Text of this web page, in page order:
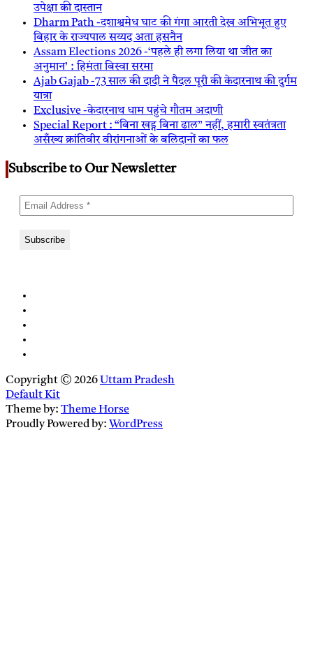
उपेक्षा की दास्तान
Dharm Path -दशाश्वमेध घाट की गंगा आरती देख अभिभूत हुए
बिहार के राज्यपाल सय्यद अता हसनैन
Assam Elections 2026 -‘पहले ही लगा लिया था जीत का
अनुमान’ : हिमंता बिस्वा सरमा
Ajab Gajab -73 साल की दादी ने पैदल पूरी की केदारनाथ की दुर्गम
यात्रा
Exclusive -केदारनाथ धाम पहुंचे गौतम अदाणी
Special Report : “बिना खड्ग बिना ढाल” नहीं, हमारी स्वतंत्रता
असँख्य क्रांतिवीर वीरांगनाओं के बलिदानों का फल
Subscribe to Our Newsletter
Copyright © 2026 Uttam Pradesh
Default Kit
Theme by: Theme Horse
Proudly Powered by: WordPress